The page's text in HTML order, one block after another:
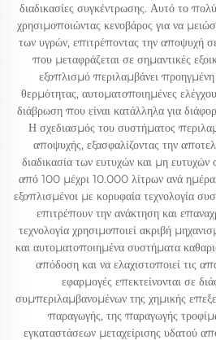
διαδικασίες συγκέντρωσης. Αυτό το
χρησιμοποιώντας κενοβάρος για να
των υγρών, επιτρέποντας την αποψυχή
που μεταφράζεται σε σημαντικές
εξοπλισμό περιλαμβάνει προηγμένη
θερμότητας, αυτοματοποιημένες
διάβρωση που είναι κατάλληλα για
Η σχεδιασμός του συστήματος
αποψυχής, εξασφαλίζοντας την
διαδικασία των ευτυχών και μη ευτυχών
από 100 μέχρι 10.000 λίτρων ανά ημέρα,
εξοπλισμένοι με κορυφαία τεχνολογία
επιτρέπουν την ανάκτηση και
τεχνολογία χρησιμοποιεί ακριβή
και αυτοματοποιημένα συστήματα
απόδοση και να ελαχιστοποιεί τις
εφαρμογές επεκτείνονται σε
συμπεριλαμβανομένων της χημικής
παραγωγής, της παραγωγής
εγκαταστάσεων μεταχείρισης υδατού